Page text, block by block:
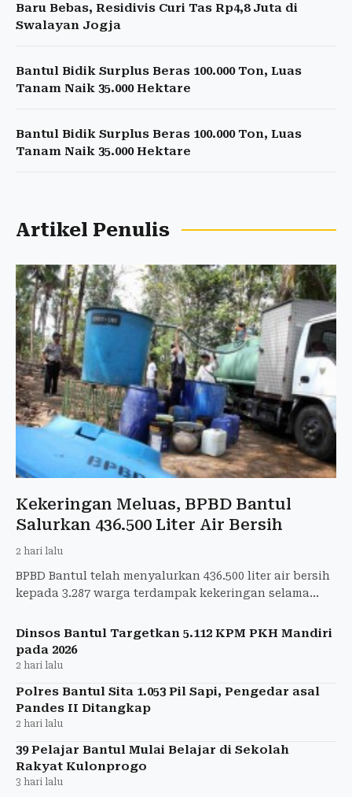
Baru Bebas, Residivis Curi Tas Rp4,8 Juta di
Swalayan Jogja
Bantul Bidik Surplus Beras 100.000 Ton, Luas
Tanam Naik 35.000 Hektare
Bantul Bidik Surplus Beras 100.000 Ton, Luas
Tanam Naik 35.000 Hektare
Artikel Penulis
Kekeringan Meluas, BPBD Bantul
Salurkan 436.500 Liter Air Bersih
2 hari lalu
BPBD Bantul telah menyalurkan 436.500 liter air bersih
kepada 3.287 warga terdampak kekeringan selama
Dinsos Bantul Targetkan 5.112 KPM PKH Mandiri
pada 2026
2 hari lalu
Polres Bantul Sita 1.053 Pil Sapi, Pengedar asal
Pandes II Ditangkap
2 hari lalu
39 Pelajar Bantul Mulai Belajar di Sekolah
Rakyat Kulonprogo
3 hari lalu